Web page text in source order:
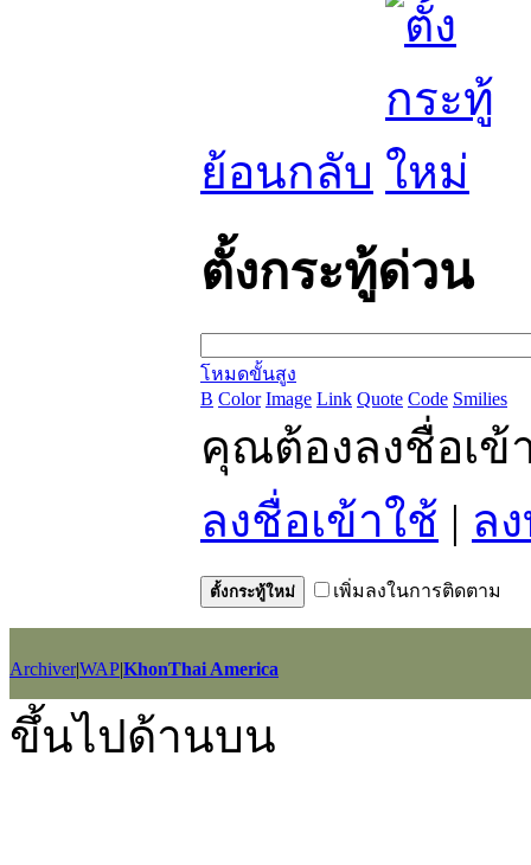
ย้อนกลับ
ตั้งกระทู้ด่วน
โหมดขั้นสูง
B Color Image Link Quote Code Smilies
คุณต้องลงชื่อเข้
ลงชื่อเข้าใช้ | ล
ตั้งกระทู้ใหม่ เพิ่มลงในการติดตาม
Archiver|WAP|KhonThai America
GMT+7, 2026-8-7 23:44
Powered by Discuz! X2.5Language by
ขึ้นไปด้านบน